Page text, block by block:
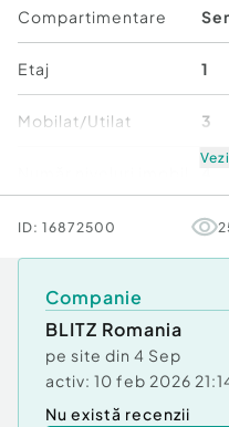
Apartamentul se
posibilitatea
Cod ofertă / ID BLITZ:
Id intern: P174971
Compartimentare
Etaj 1
Mobilat/Utilat 3
Stare
ID: 16872500
Companie
BLITZ Romania
pe site din 4 Sep
activ: 10 feb 2026
Nu există recenzii